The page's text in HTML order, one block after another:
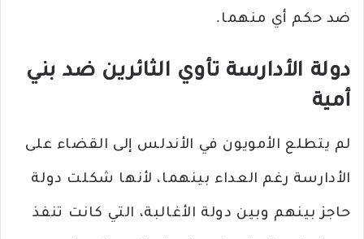
ضد حكم أي منهما.
دولة الأدارسة تأوي الثائرين ضد بني
أمية
لم يتطلع الأمويون في الأندلس إلى القضاء على
الأدارسة رغم العداء بينهما، لأنها شكلت دولة
حاجز بينهم وبين دولة الأغالبة، التي كانت تنفذ